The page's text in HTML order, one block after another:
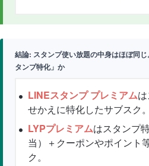
結論: スタンプ使い放題の中身はほぼ同
タンプ特化」か
LINEスタンプ プレミアム
せかえに特化したサブスク。
LYPプレミアムはスタンプ
当）＋クーポンやポイント
ク。